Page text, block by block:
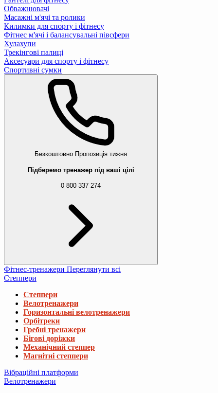
Обважнювачі
Масажні м'ячі та ролики
Килимки для спорту і фітнесу
Фітнес м'ячі і балансувальні півсфери
Хулахупи
Трекінгові палиці
Аксесуари для спорту і фітнесу
Спортивні сумки
Безкоштовно Пропозиція тижня
Підберемо тренажер під ваші цілі
0 800 337 274
Фітнес-тренажери Переглянути всі
Степпери
Степпери
Велотренажери
Горизонтальні велотренажери
Орбітреки
Гребні тренажери
Бігові доріжки
Механічний степпер
Магнітні степпери
Вібраційні платформи
Велотренажери